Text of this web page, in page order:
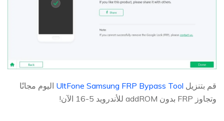
قم بتنزيل UltFone Samsung FRP Bypass Tool اليوم مجانًا
وتجاوز FRP بدون addROM للأندرويد 5-16 الآن!